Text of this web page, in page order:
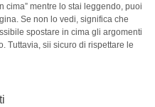
cima” mentre lo stai leggendo, puoi
Se non lo vedi, significa che
spostare in cima gli argomenti
Tuttavia, sii sicuro di rispettare le